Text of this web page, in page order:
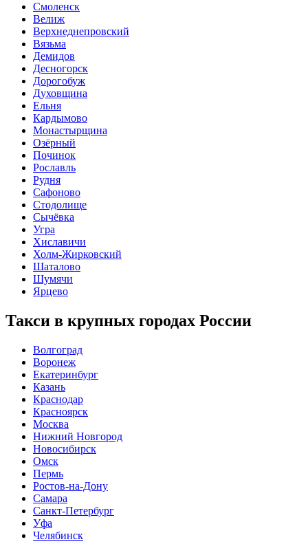
Смоленск
Велиж
Верхнеднепровский
Вязьма
Демидов
Десногорск
Дорогобуж
Духовщина
Ельня
Кардымово
Монастырщина
Озёрный
Починок
Рославль
Рудня
Сафоново
Стодолище
Сычёвка
Угра
Хиславичи
Холм-Жирковский
Шаталово
Шумячи
Ярцево
Такси в крупных городах России
Волгоград
Воронеж
Екатеринбург
Казань
Краснодар
Красноярск
Москва
Нижний Новгород
Новосибирск
Омск
Пермь
Ростов-на-Дону
Самара
Санкт-Петербург
Уфа
Челябинск